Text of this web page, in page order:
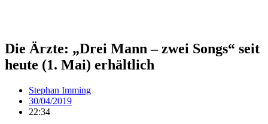
Die Ärzte: „Drei Mann – zwei Songs“ seit
heute (1. Mai) erhältlich
Stephan Imming
30/04/2019
22:34